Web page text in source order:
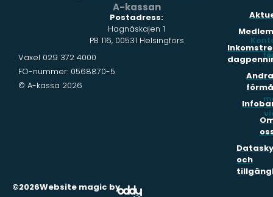
A-kassan
Postadress:
Hagnäskajen 1
PB 116, 00531 Helsingfors
Växel 029 372 4000
FO-nummer: 0568870-5
© A-kassa 2026
Andra
och
©2026Website magic by